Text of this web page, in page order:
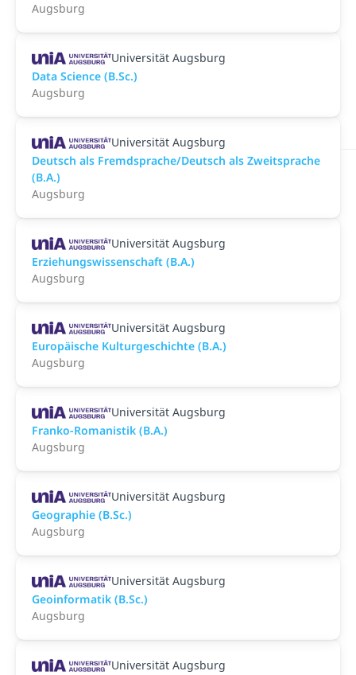
Augsburg
Universität Augsburg
Data Science (B.Sc.)
Augsburg
Universität Augsburg
Deutsch als Fremdsprache/Deutsch als Zweitsprache
(B.A.)
Augsburg
Universität Augsburg
Erziehungswissenschaft (B.A.)
Augsburg
Universität Augsburg
Europäische Kulturgeschichte (B.A.)
Augsburg
Universität Augsburg
Franko-Romanistik (B.A.)
Augsburg
Universität Augsburg
Geographie (B.Sc.)
Augsburg
Universität Augsburg
Geoinformatik (B.Sc.)
Augsburg
Universität Augsburg